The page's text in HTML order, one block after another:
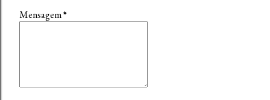
Mensagem*